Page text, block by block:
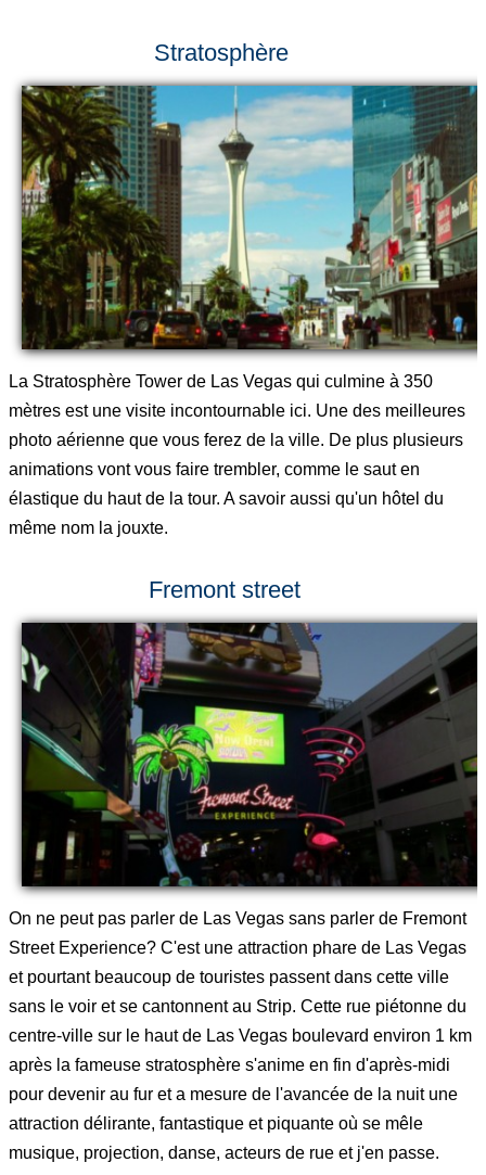
Stratosphère
La Stratosphère Tower de Las Vegas qui culmine à 350
mètres est une visite incontournable ici. Une des meilleures
photo aérienne que vous ferez de la ville. De plus plusieurs
animations vont vous faire trembler, comme le saut en
élastique du haut de la tour. A savoir aussi qu'un hôtel du
même nom la jouxte.
Fremont street
On ne peut pas parler de Las Vegas sans parler de Fremont
Street Experience? C'est une attraction phare de Las Vegas
et pourtant beaucoup de touristes passent dans cette ville
sans le voir et se cantonnent au Strip. Cette rue piétonne du
centre-ville sur le haut de Las Vegas boulevard environ 1 km
après la fameuse stratosphère s'anime en fin d'après-midi
pour devenir au fur et a mesure de l'avancée de la nuit une
attraction délirante, fantastique et piquante où se mêle
musique, projection, danse, acteurs de rue et j'en passe.